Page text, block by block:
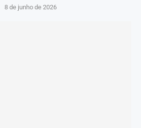
8 de junho de 2026